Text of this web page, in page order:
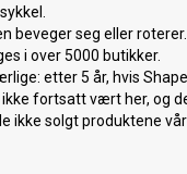
beveger seg eller roterer.
i over 5000 butikker.
etter 5 år, hvis
fortsatt vært her, og
ikke solgt produktene